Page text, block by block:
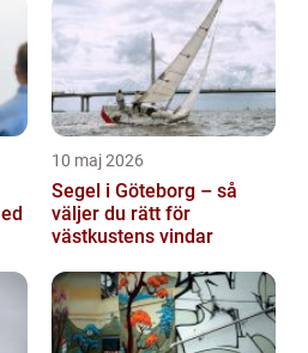
10 maj 2026
Segel i Göteborg – så
väljer du rätt för
västkustens vindar